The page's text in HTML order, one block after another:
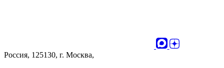
Россия, 125130, г. Москва,